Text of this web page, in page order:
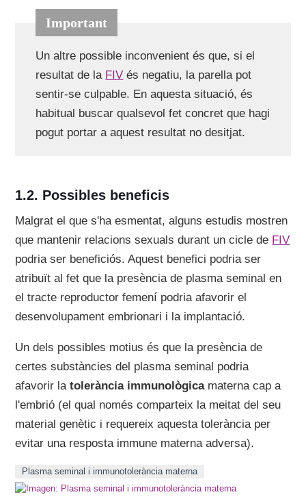
Un altre possible inconvenient és que, si el
resultat de la FIV és negatiu, la parella pot
sentir-se culpable. En aquesta situació, és
habitual buscar qualsevol fet concret que hagi
pogut portar a aquest resultat no desitjat.
Possibles beneficis
Malgrat el que s'ha esmentat, alguns estudis mostren
que mantenir relacions sexuals durant un cicle de FIV
podria ser beneficiós. Aquest benefici podria ser
atribuït al fet que la presència de plasma seminal en
el tracte reproductor femení podria afavorir el
desenvolupament embrionari i la implantació.
Un dels possibles motius és que la presència de
certes substàncies del plasma seminal podria
afavorir latolerància immunològicamaterna cap a
l'embrió (el qual només comparteix la meitat del seu
material genètic i requereix aquesta tolerància per
evitar una resposta immune materna adversa).
Plasma seminal i immunotolerància materna